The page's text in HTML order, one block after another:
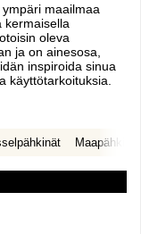
maailmaa
kermaisella
oleva
ja on ainesosa,
inspiroida sinua
käyttötarkoituksia.
Maapähkinät